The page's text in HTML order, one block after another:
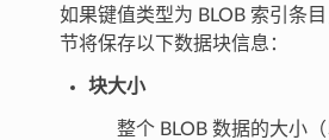
如果键值类型为 BLOB 索引条
节将保存以下数据块信息：
块大小
整个 BLOB 数据的大小